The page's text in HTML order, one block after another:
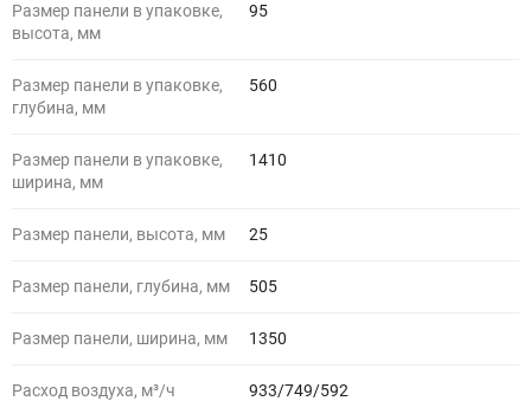
Размер панели в упаковке,
высота, мм
95
Размер панели в упаковке,
глубина, мм
560
Размер панели в упаковке,
ширина, мм
1410
Размер панели, высота, мм 25
Размер панели, глубина, мм 505
Размер панели, ширина, мм 1350
Расход воздуха, м³/ч 933/749/592